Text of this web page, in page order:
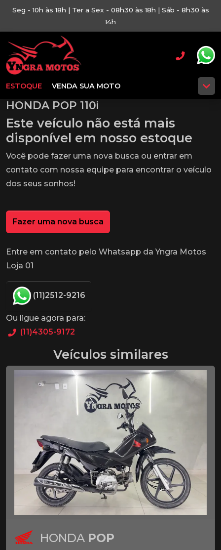
Seg - 10h às 18h | Ter a Sex - 08h30 às 18h | Sáb - 8h30 às
14h
ESTOQUE VENDA SUA MOTO
HONDA POP 110i
Este veículo não está mais
disponível em nosso estoque
Você pode fazer uma nova busca ou entrar em
contato com nossa equipe para encontrar o veículo
dos seus sonhos!
Fazer uma nova busca
Entre em contato pelo Whatsapp da Yngra Motos
Loja 01
(11)2512-9216
Ou ligue agora para:
(11)4305-9172
Veículos similares
HONDA POP